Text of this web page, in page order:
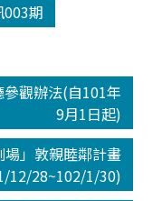
003期
觀辦法(自101年
9月1日起)
場」敦親睦鄰計畫
12/28~102/1/30)